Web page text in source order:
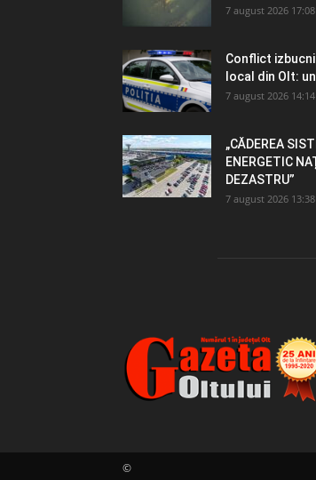
7 august 2026 17:08
Conflict
local din Olt:
7 august 2026 14:14
„CĂDEREA
ENERGETIC
DEZASTRU”
7 august 2026 13:38
©